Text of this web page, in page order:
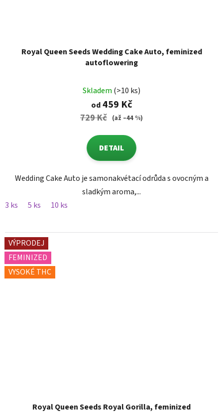
Royal Queen Seeds Wedding Cake Auto, feminized
autoflowering
Skladem (>10 ks)
od459 Kč
729 Kč (až –44 %)
DETAIL
Wedding Cake Auto je samonakvétací odrůda s ovocným a
sladkým aroma,...
3 ks
5 ks 10 ks
VÝPRODEJ
FEMINIZED
VYSOKÉ THC
Royal Queen Seeds Royal Gorilla, feminized